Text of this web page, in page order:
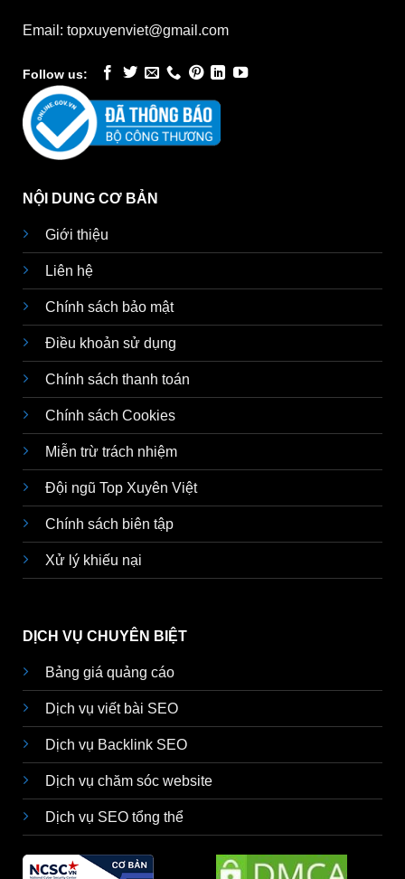
Email: topxuyenviet@gmail.com
Follow us:
NỘI DUNG CƠ BẢN
Giới thiệu
Liên hệ
Chính sách bảo mật
Điều khoản sử dụng
Chính sách thanh toán
Chính sách Cookies
Miễn trừ trách nhiệm
Đội ngũ Top Xuyên Việt
Chính sách biên tập
Xử lý khiếu nại
DỊCH VỤ CHUYÊN BIỆT
Bảng giá quảng cáo
Dịch vụ viết bài SEO
Dịch vụ Backlink SEO
Dịch vụ chăm sóc website
Dịch vụ SEO tổng thể